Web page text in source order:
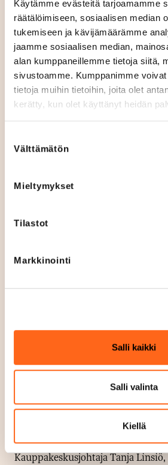
Käytämme evästeitä tarjoamamme
räätälöimiseen, sosiaalisen median
tukemiseen ja kävijämäärämme
jaamme sosiaalisen median,
alan kumppaneillemme tietoja siitä,
sivustoamme. Kumppanimme
tietoja muihin tietoihin, joita olet
kerätty, kun olet käyttänyt heidän
valinta
Välttämätön
Mieltymykset
Tilastot
Markkinointi
Salli kaikki
Salli valinta
Kiellä
kattavammat mahdollisuudet
Yhteistyöllä Kierrätyskeskuksen
palvelut luonnollisena osana
muutenkin liikkuvat. Tätä Redin
pitkään toivoneet”, iloitsee Redin
Tanja Linsiö.
Second Hand Market Area tarjoaa
muassa yhteistilan muodossa.
tarvitse välttämättä vastata
henkilökunnasta, mikä helpottaa
mukaantuloa.
”Edellytyksenä sille, että
toiminnan olla myös yrityksille
kannattavaa. Yhteistyö Redin
Market -alueen perustamiseksi
mahdollisuus yhteisliikkeeseen
apuja näihin haasteisiin”, summaa
Johanna Kohvakka
hankepäällikkö Johanna
Lisätietoja
Kauppakeskusjohtaja Tanja Linsiö,